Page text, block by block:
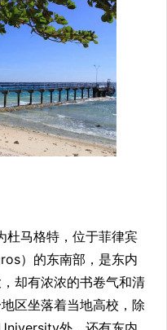
杜马格特，位于菲律宾
）的东南部，是东内
却有浓浓的书卷气和清
区坐落着当地高校，除